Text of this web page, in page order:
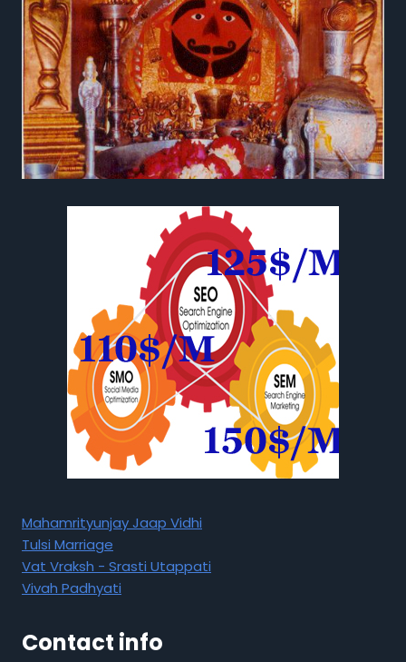
Mahamrityunjay Jaap Vidhi
Tulsi Marriage
Vat Vraksh - Srasti Utappati
Vivah Padhyati
Contact info